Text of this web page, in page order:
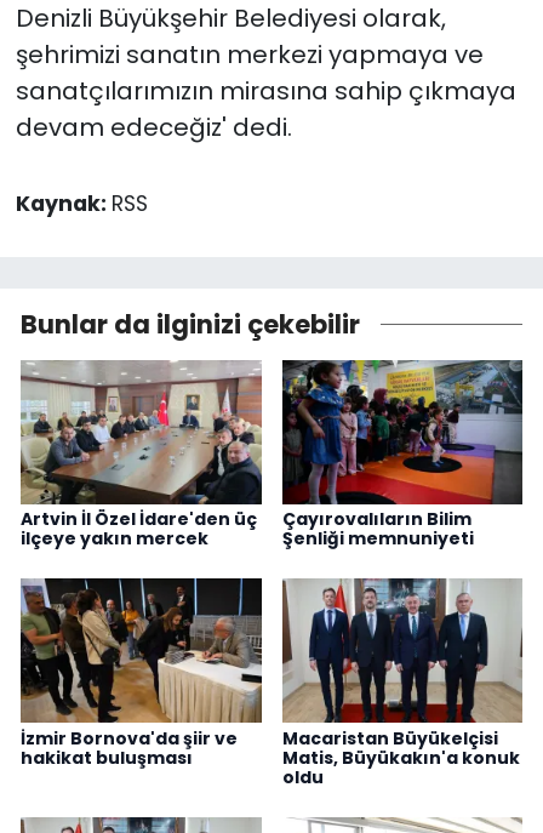
Denizli Büyükşehir Belediyesi olarak,
şehrimizi sanatın merkezi yapmaya ve
sanatçılarımızın mirasına sahip çıkmaya
devam edeceğiz' dedi.
Kaynak: RSS
Bunlar da ilginizi çekebilir
Artvin İl Özel İdare'den üç
ilçeye yakın mercek
Çayırovalıların Bilim
Şenliği memnuniyeti
İzmir Bornova'da şiir ve
hakikat buluşması
Macaristan Büyükelçisi
Matis, Büyükakın'a konuk
oldu